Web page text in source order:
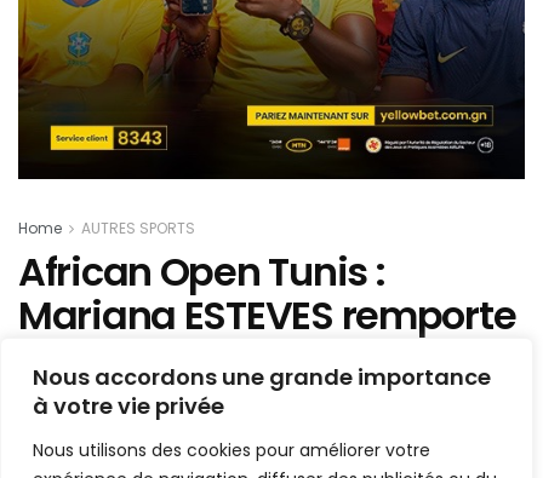
Nous accordons une grande importance
à votre vie privée
Nous utilisons des cookies pour améliorer votre
Home AUTRES SPORTS
African Open Tunis :
Mariana ESTEVES remporte
la médaille de bronze pour
la Guinée
Mis en ligne parHamidou Bangoura A